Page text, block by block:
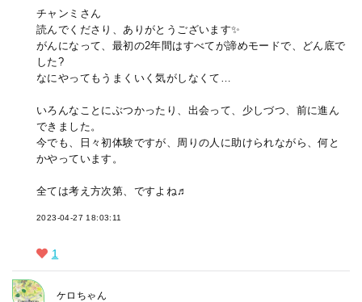
チャンミさん
読んでくださり、ありがとうございます✨
がんになって、最初の2年間はすべてが諦めモードで、どん底で
した?
なにやってもうまくいく気がしなくて…
いろんなことにぶつかったり、出会って、少しづつ、前に進ん
できました。
今でも、日々初体験ですが、周りの人に助けられながら、何と
かやっています。
全ては考え方次第、ですよね♬
2023-04-27 18:03:11
1
ケロちゃん